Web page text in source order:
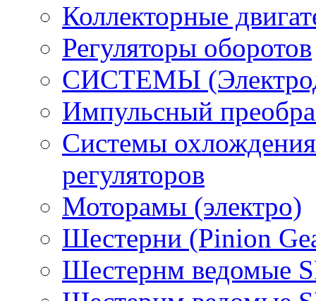
Коллекторные
Регуляторы оборотов
СИСТЕМЫ
Импульсный
Системы охлождения
регуляторов
Моторамы (электро)
Шестерни (Pinion
Шестернм ведомые